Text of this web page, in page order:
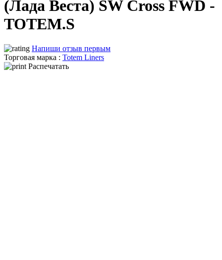
(Лада Веста) SW Cross FWD -
TOTEM.S
Напиши отзыв первым
Торговая марка : Totem Liners
Распечатать